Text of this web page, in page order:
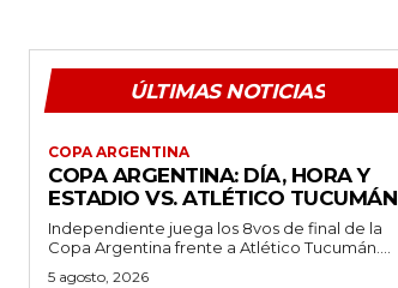
ÚLTIMAS NOTICIAS
COPA ARGENTINA
COPA ARGENTINA: DÍA, HORA Y
ESTADIO VS. ATLÉTICO TUCUMÁN
Independiente juega los 8vos de final de la
Copa Argentina frente a Atlético Tucumán....
5 agosto, 2026